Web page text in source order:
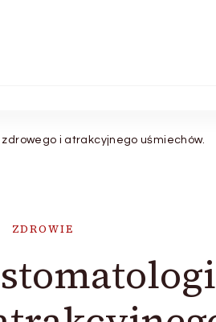
i atrakcyjnego uśmiechów.
ZDROWIE